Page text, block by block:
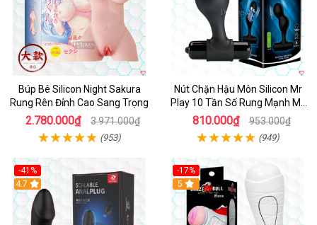
Búp Bê Silicon Night Sakura
Rung Rên Đỉnh Cao Sang Trọng
2.780.000₫ 3.971.000₫
(953)
Nút Chặn Hậu Môn Silicon Mr
Play 10 Tần Số Rung Mạnh Mẽ
Kích Thích
810.000₫ 953.000₫
(949)
-41%
Hot
4.7
-17%
5